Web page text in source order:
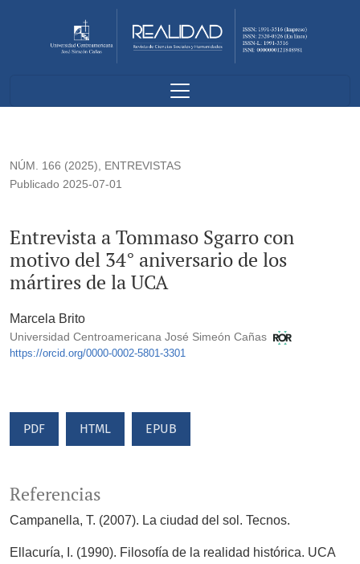
Entrevista a Tommaso Sgarro con motivo del 34°
NÚM. 166 (2025) ENTREVISTAS
Entrevista a Tommaso Sgarro con
motivo del 34° aniversario de los
mártires de la UCA
Publicado 2025-07-01
Marcela Brito
Universidad Centroamericana José Simeón Cañas
https://orcid.org/0000-0002-5801-3301
PDF HTML EPUB
Referencias
Campanella, T. (2007). La ciudad del sol. Tecnos.
Ellacuría, I. (1990). Filosofía de la realidad histórica. UCA